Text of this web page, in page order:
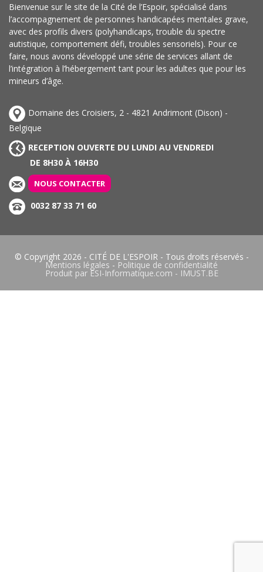
Bienvenue sur le site de la Cité de l’Espoir, spécialisé dans
l’accompagnement de personnes handicapées mentales grave,
avec des profils divers (polyhandicaps, trouble du spectre
autistique, comportement défi, troubles sensoriels). Pour ce
faire, nous avons développé une série de services allant de
l’intégration à l’hébergement tant pour les adultes que pour les
mineurs d’âge.
Domaine des Croisiers, 2 - 4821 Andrimont (Dison) -
Belgique
RECEPTION OUVERTE DU LUNDI AU VENDREDI
DE 8H30 À 16H30
NOUS CONTACTER
0032 87 33 71 60
© Copyright 2026 - CITÉ DE L'ESPOIR- Tous droits réservés -
Mentions légales - Politique de confidentialité
Produit par ESI-Informatique.com - IMUST.BE